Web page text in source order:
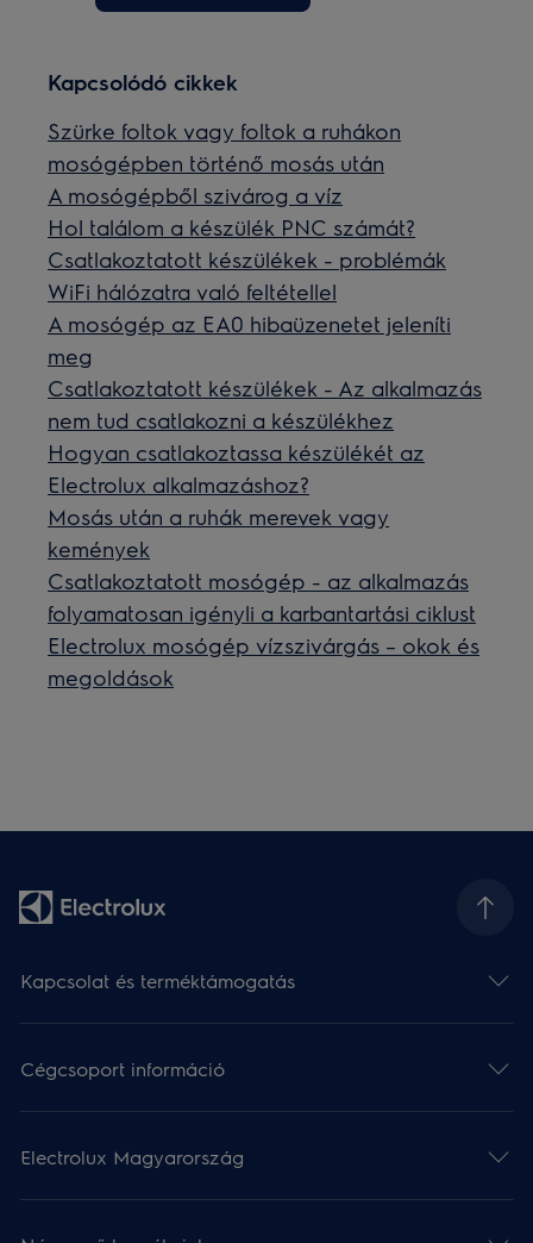
Kapcsolódó cikkek
Szürke foltok vagy foltok a ruhákon
mosógépben történő mosás után
A mosógépből szivárog a víz
Hol találom a készülék PNC számát?
Csatlakoztatott készülékek - problémák
WiFi hálózatra való feltétellel
A mosógép az EA0 hibaüzenetet jeleníti
meg
Csatlakoztatott készülékek - Az alkalmazás
nem tud csatlakozni a készülékhez
Hogyan csatlakoztassa készülékét az
Electrolux alkalmazáshoz?
Mosás után a ruhák merevek vagy
kemények
Csatlakoztatott mosógép - az alkalmazás
folyamatosan igényli a karbantartási ciklust
Electrolux mosógép vízszivárgás – okok és
megoldások
Kapcsolat és terméktámogatás
Cégcsoport információ
Electrolux Magyarország